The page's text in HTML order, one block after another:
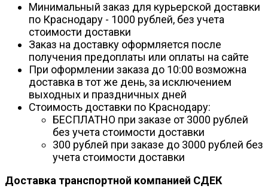
Минимальный заказ для курьерской доставки
по Краснодару - 1000 рублей, без учета
стоимости доставки
Заказ на доставку оформляется после
получения предоплаты или оплаты на сайте
При оформлении заказа до 10:00 возможна
доставка в тот же день, за исключением
выходных и праздничных дней
Стоимость доставки по Краснодару:
БЕСПЛАТНО при заказе от 3000 рублей
без учета стоимости доставки
300 рублей при заказе до 3000 рублей без
учета стоимости доставки
Доставка транспортной компанией СДЕК